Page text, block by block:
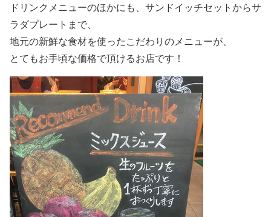
ドリンクメニューのほかにも、サンドイッチセットからサ
ラダプレートまで、
地元の新鮮な食材を使ったこだわりのメニューが、
とてもお手頃な価格で頂けるお店です！